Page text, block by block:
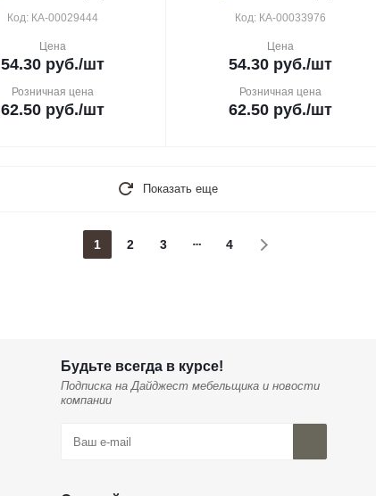
Код: КА-00029444
Цена
54.30руб./шт
Розничная цена
62.50руб./шт
Код: КА-00033976
Цена
54.30руб./шт
Розничная цена
62.50руб./шт
Показать еще
1 2 3 4
Будьте всегда в курсе!
Подписка на Дайджест мебельщика и новости
компании